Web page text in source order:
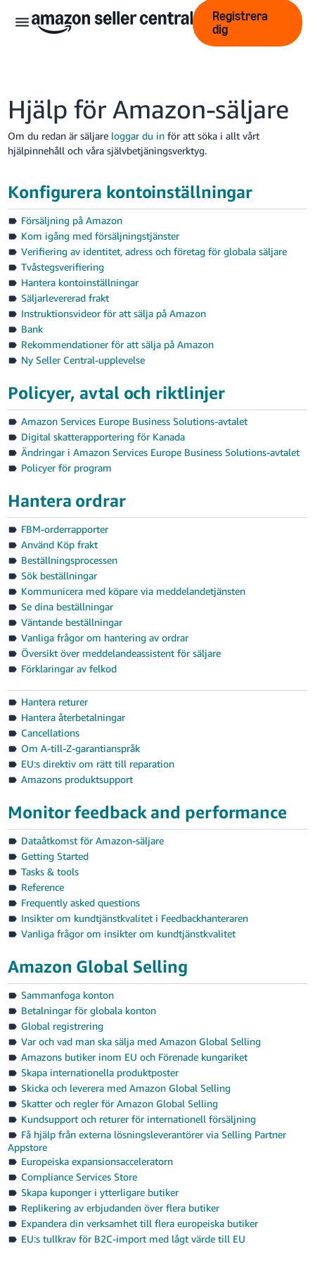
Swedish
文
-
CN
English
- GB
Swedish
- SE
Logga
In
Registrera
dig
Registrera
dig
Hjälp för Amazon-säljare
Om du redan är säljare loggar du in för att söka i allt vårt
hjälpinnehåll och våra självbetjäningsverktyg.
Konfigurera kontoinställningar
Försäljning på Amazon
Kom igång med försäljningstjänster
Verifiering av identitet, adress och företag för globala säljare
Tvåstegsverifiering
Hantera kontoinställningar
Säljarlevererad frakt
Instruktionsvideor för att sälja på Amazon
Bank
Rekommendationer för att sälja på Amazon
Ny Seller Central-upplevelse
Policyer, avtal och riktlinjer
Amazon Services Europe Business Solutions-avtalet
Digital skatterapportering för Kanada
Ändringar i Amazon Services Europe Business Solutions-avtalet
Policyer för program
Hantera ordrar
FBM-orderrapporter
Använd Köp frakt
Beställningsprocessen
Sök beställningar
Kommunicera med köpare via meddelandetjänsten
Se dina beställningar
Väntande beställningar
Vanliga frågor om hantering av ordrar
Översikt över meddelandeassistent för säljare
Förklaringar av felkod
Hantera returer
Hantera återbetalningar
Cancellations
Om A-till-Z-garantianspråk
EU:s direktiv om rätt till reparation
Amazons produktsupport
Monitor feedback and performance
Dataåtkomst för Amazon-säljare
Getting Started
Tasks & tools
Reference
Frequently asked questions
Insikter om kundtjänstkvalitet i Feedbackhanteraren
Vanliga frågor om insikter om kundtjänstkvalitet
Amazon Global Selling
Sammanfoga konton
Betalningar för globala konton
Global registrering
Var och vad man ska sälja med Amazon Global Selling
Amazons butiker inom EU och Förenade kungariket
Skapa internationella produktposter
Skicka och leverera med Amazon Global Selling
Skatter och regler för Amazon Global Selling
Kundsupport och returer för internationell försäljning
Få hjälp från externa lösningsleverantörer via Selling Partner
Appstore
Europeiska expansionsacceleratorn
Compliance Services Store
Skapa kuponger i ytterligare butiker
Replikering av erbjudanden över flera butiker
Expandera din verksamhet till flera europeiska butiker
EU:s tullkrav för B2C-import med lågt värde till EU